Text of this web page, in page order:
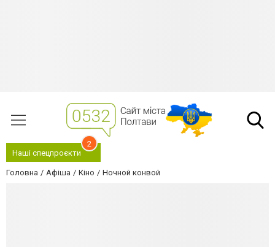
Наші спецпроєкти
2
Головна Афіша Кіно Ночной конвой